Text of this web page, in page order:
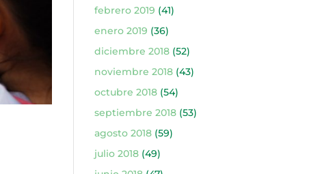
febrero 2019 (41)
enero 2019 (36)
diciembre 2018(52)
noviembre 2018(43)
octubre 2018(54)
septiembre 2018(53)
agosto 2018(59)
julio 2018(49)